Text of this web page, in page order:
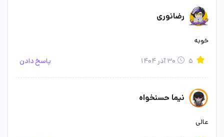
رضانوری
خوبه
۳۰ آذر ۱۴۰۴ پاسخ دادن
نیما حسنخواه
عالی